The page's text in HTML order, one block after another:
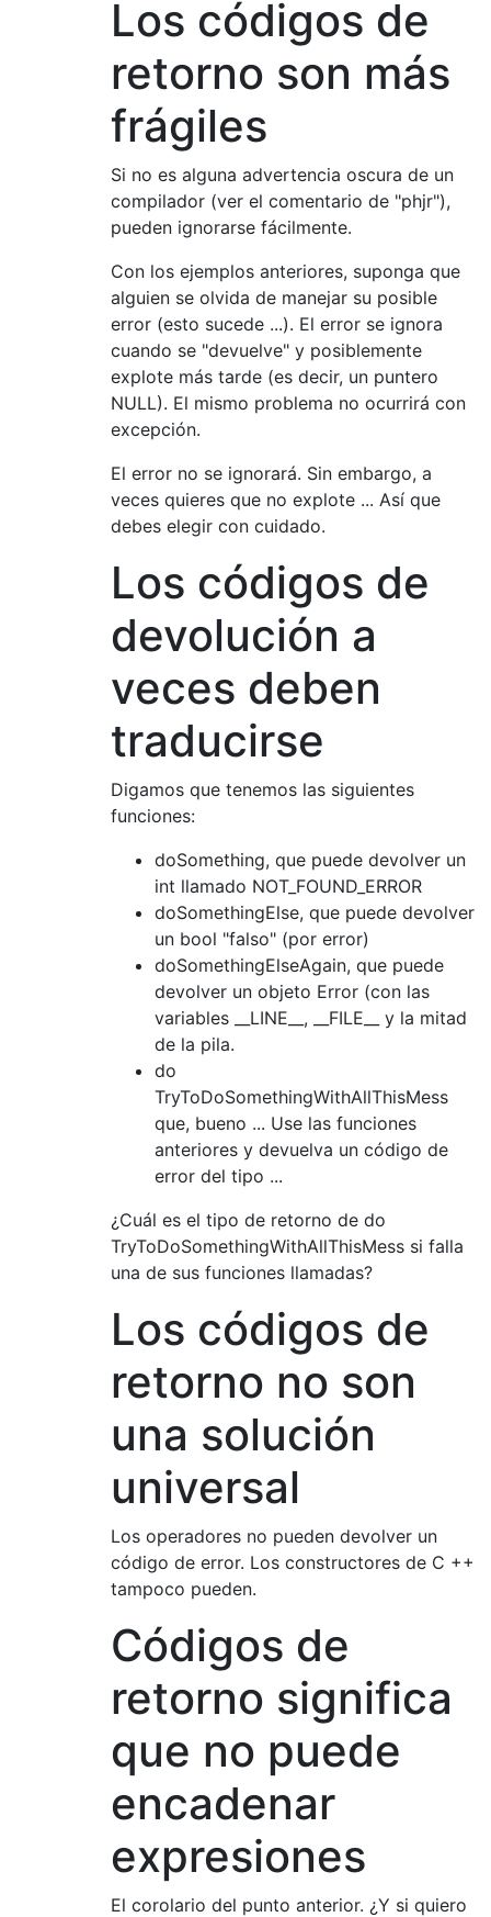
Los códigos de
retorno son más
frágiles
Si no es alguna advertencia oscura de un
compilador (ver el comentario de "phjr"),
pueden ignorarse fácilmente.
Con los ejemplos anteriores, suponga que
alguien se olvida de manejar su posible
error (esto sucede ...). El error se ignora
cuando se "devuelve" y posiblemente
explote más tarde (es decir, un puntero
NULL). El mismo problema no ocurrirá con
excepción.
El error no se ignorará. Sin embargo, a
veces quieres que no explote ... Así que
debes elegir con cuidado.
Los códigos de
devolución a
veces deben
traducirse
Digamos que tenemos las siguientes
funciones:
doSomething, que puede devolver un
int llamado NOT_FOUND_ERROR
doSomethingElse, que puede devolver
un bool "falso" (por error)
doSomethingElseAgain, que puede
devolver un objeto Error (con las
variables __LINE__, __FILE__ y la mitad
de la pila.
do
TryToDoSomethingWithAllThisMess
que, bueno ... Use las funciones
anteriores y devuelva un código de
error del tipo ...
¿Cuál es el tipo de retorno de do
TryToDoSomethingWithAllThisMess si falla
una de sus funciones llamadas?
Los códigos de
retorno no son
una solución
universal
Los operadores no pueden devolver un
código de error. Los constructores de C ++
tampoco pueden.
Códigos de
retorno significa
que no puede
encadenar
expresiones
El corolario del punto anterior. ¿Y si quiero